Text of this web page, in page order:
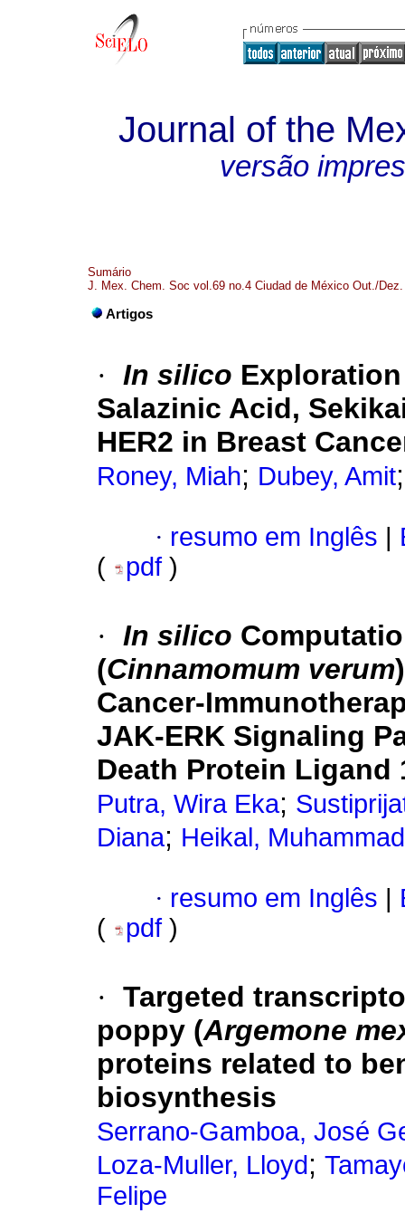
Journal of the
versão
Sumário
J. Mex. Chem. Soc vol.69 no.4 Ciudad de México Out./Dez.
Artigos
· In silico
Salazinic Acid,
HER2 in Breast
Roney, Miah; Dubey, Amit
· resumo em Inglês
(
pdf )
· In silico
(Cinnamomum verum
Cancer-
JAK-ERK Signaling
Death Protein Ligand
Putra, Wira Eka;
Diana; Heikal,
· resumo em Inglês
(
pdf )
· Targeted
poppy (Argemone
proteins related to
biosynthesis
Serrano-Gamboa, José
Loza-Muller, Lloyd ;
Felipe